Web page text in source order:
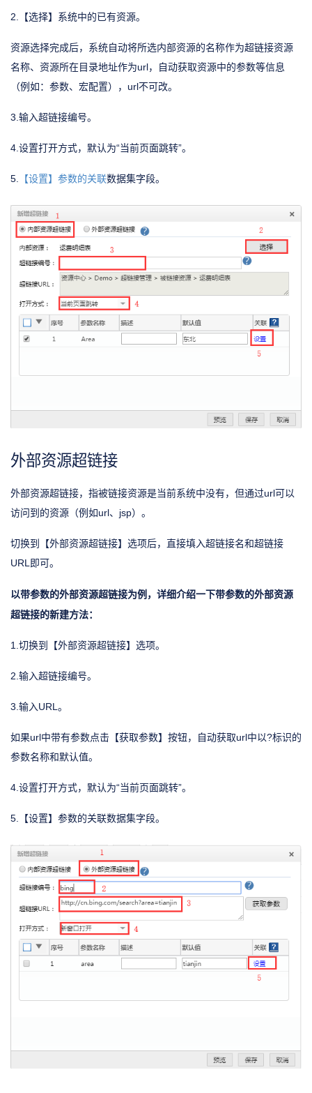
2.【选择】系统中的已有资源。
资源选择完成后，系统自动将所选内部资源的名称作为超链接资源
名称、资源所在目录地址作为url，自动获取资源中的参数等信息
（例如：参数、宏配置），url不可改。
3.输入超链接编号。
4.设置打开方式，默认为“当前页面跳转”。
5. 【设置】参数的关联数据集字段。
外部资源超链接
外部资源超链接，指被链接资源是当前系统中没有，但通过url可以
访问到的资源（例如url、jsp）。
切换到【外部资源超链接】选项后，直接填入超链接名和超链接
URL即可。
以带参数的外部资源超链接为例，详细介绍一下带参数的外部资源
超链接的新建方法：
1.切换到【外部资源超链接】选项。
2.输入超链接编号。
3.输入URL。
如果url中带有参数点击【获取参数】按钮，自动获取url中以?标识的
参数名称和默认值。
4.设置打开方式，默认为“当前页面跳转”。
5.【设置】参数的关联数据集字段。